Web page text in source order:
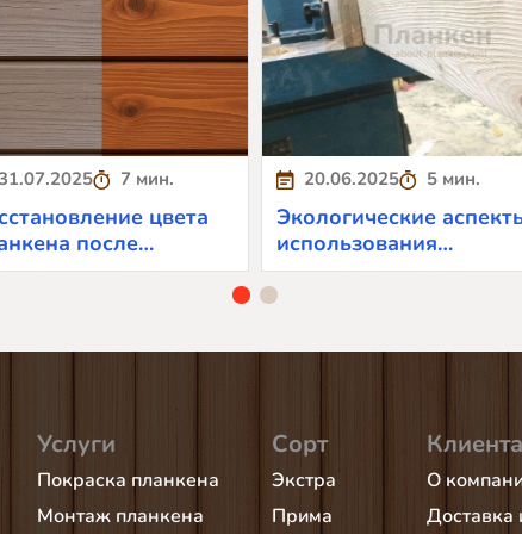
7 мин.
цвета
после
20.06.2025 5 мин.
Экологические
использования
планкена
Услуги
Покраска планкена
Монтаж планкена
Сорт
Экстра
Прима
О
Доставка